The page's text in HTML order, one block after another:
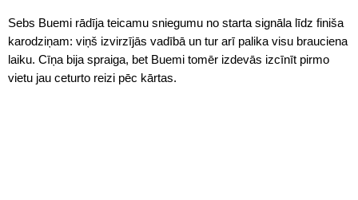
Sebs Buemi rādīja teicamu sniegumu no starta signāla līdz finiša
karodziņam: viņš izvirzījās vadībā un tur arī palika visu brauciena
laiku. Cīņa bija spraiga, bet Buemi tomēr izdevās izcīnīt pirmo
vietu jau ceturto reizi pēc kārtas.